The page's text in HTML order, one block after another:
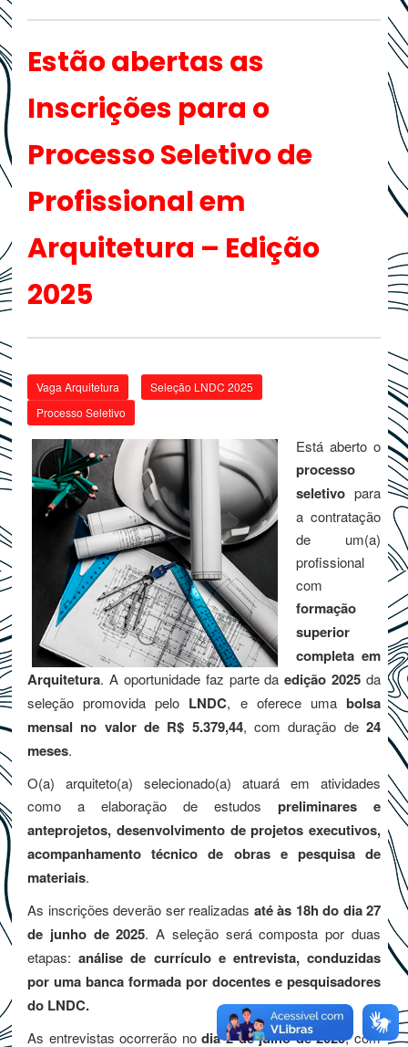
Estão abertas as
Inscrições para o
Processo Seletivo de
Profissional em
Arquitetura – Edição
2025
Vaga Arquitetura
Seleção LNDC 2025
Processo Seletivo
Está aberto o
processo
seletivo para
a contratação
de um(a)
profissional
com
formação
superior
completa em
Arquitetura. A oportunidade faz parte daedição 2025 da
seleção promovida pelo LNDC, e oferece umabolsa
mensal no valor de R$ 5.379,44, com duração de24
meses.
O(a) arquiteto(a) selecionado(a) atuará em atividades
como a elaboração de estudos preliminares e
anteprojetos, desenvolvimento de projetos executivos,
acompanhamento técnico de obras e pesquisa de
materiais.
As inscrições deverão ser realizadas até às 18h do dia 27
de junho de 2025. A seleção será composta por duas
etapas:análise de currículo e entrevista, conduzidas
por uma banca formada por docentes e pesquisadores
do LNDC.
As entrevistas ocorrerão nodia 2 de julho de 2025, com